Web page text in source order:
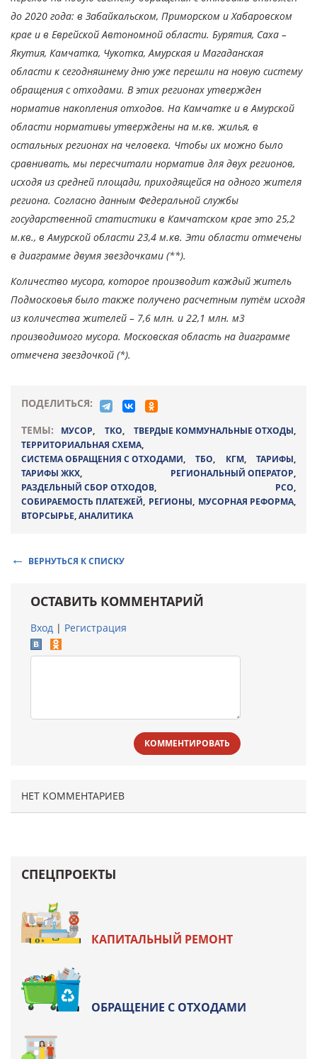
до 2020 года: в Забайкальском, Приморском и Хабаровском
крае и в Еврейской Автономной области. Бурятия, Саха –
Якутия, Камчатка, Чукотка, Амурская и Магаданская
области к сегодняшнему дню уже перешли на новую систему
обращения с отходами. В этих регионах утвержден
норматив накопления отходов. На Камчатке и в Амурской
области нормативы утверждены на м.кв. жилья, в
остальных регионах на человека. Чтобы их можно было
сравнивать, мы пересчитали норматив для двух регионов,
исходя из средней площади, приходящейся на одного жителя
региона. Согласно данным Федеральной службы
государственной статистики в Камчатском крае это 25,2
м.кв., в Амурской области 23,4 м.кв. Эти области отмечены
в диаграмме двумя звездочками (**).
Количество мусора, которое производит каждый житель
Подмосковья было также получено расчетным путём исходя
из количества жителей – 7,6 млн. и 22,1 млн. м3
производимого мусора. Московская область на диаграмме
отмечена звездочкой (*).
ПОДЕЛИТЬСЯ:
ТЕМЫ:
МУСОР, ТКО, ТВЕРДЫЕ КОММУНАЛЬНЫЕ ОТХОДЫ,
ТЕРРИТОРИАЛЬНАЯ СХЕМА,
СИСТЕМА ОБРАЩЕНИЯ С ОТХОДАМИ,ТБО, КГМ,ТАРИФЫ,
ТАРИФЫ ЖКХ, РЕГИОНАЛЬНЫЙ ОПЕРАТОР,
РАЗДЕЛЬНЫЙ СБОР ОТХОДОВ, РСО,
СОБИРАЕМОСТЬ ПЛАТЕЖЕЙ, РЕГИОНЫ, МУСОРНАЯ РЕФОРМА,
ВТОРСЫРЬЕ,АНАЛИТИКА
ВЕРНУТЬСЯ К СПИСКУ
ОСТАВИТЬ КОММЕНТАРИЙ
Вход | Регистрация
КОММЕНТИРОВАТЬ
НЕТ КОММЕНТАРИЕВ
СПЕЦПРОЕКТЫ
КАПИТАЛЬНЫЙ РЕМОНТ
ОБРАЩЕНИЕ С ОТХОДАМИ